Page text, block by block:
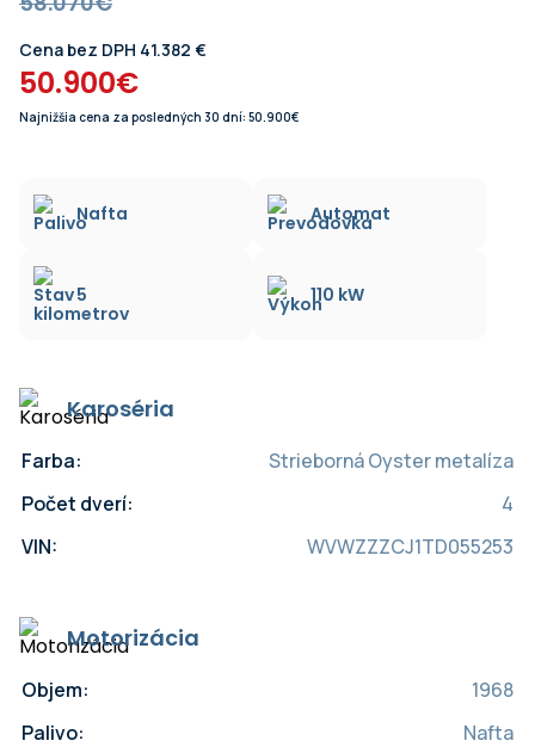
Cena bez DPH 41.382 €
50.900€
Najnižšia cena za posledných 30 dní: 50.900€
Nafta Automat
5 110 kW
Karoséria
Farba:
Strieborná Oyster metalíza
Počet dverí:
4
VIN:
WVWZZZCJ1TD055253
Motorizácia
Objem:
1968
Palivo:
Nafta